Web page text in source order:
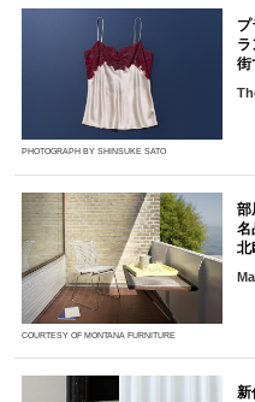
PHOTOGRAPH BY SHINSUKE SATO
プ
ラ
街
COURTESY OF MONTANA FURNITURE
部
名
北
新